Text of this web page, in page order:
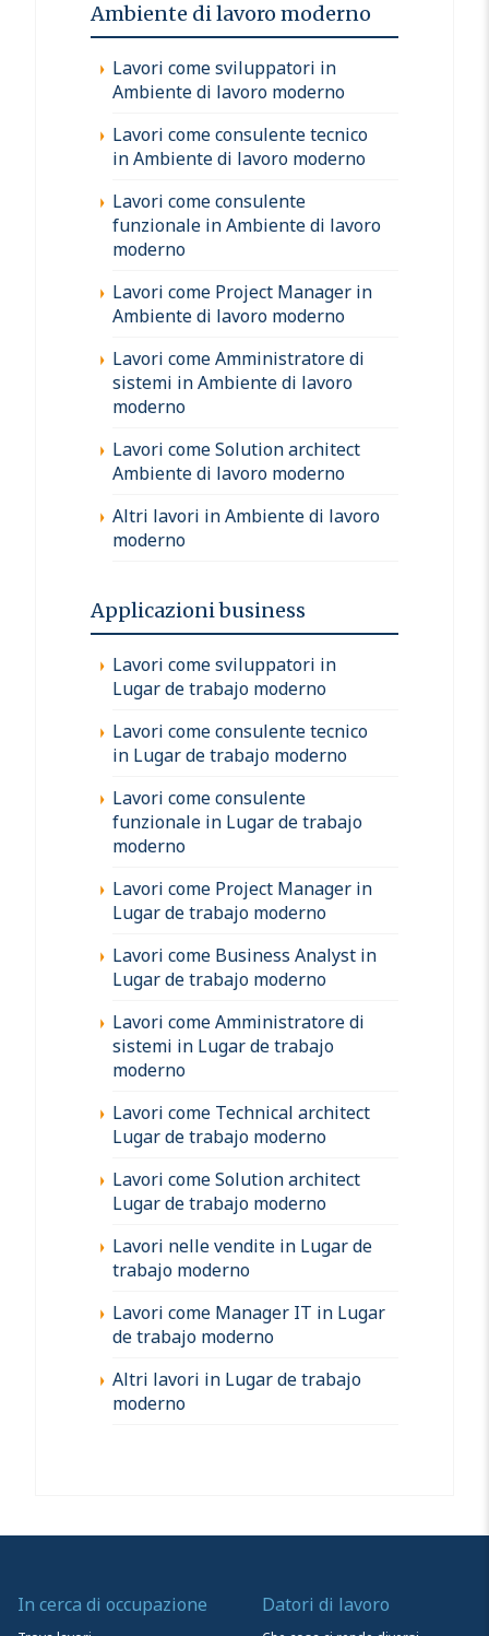
Ambiente di lavoro moderno
Lavori come sviluppatori in
Ambiente di lavoro moderno
Lavori come consulente tecnico
in Ambiente di lavoro moderno
Lavori come consulente
funzionale in Ambiente di lavoro
moderno
Lavori come Project Manager in
Ambiente di lavoro moderno
Lavori come Amministratore di
sistemi in Ambiente di lavoro
moderno
Lavori come Solution architect
Ambiente di lavoro moderno
Altri lavori in Ambiente di lavoro
moderno
Applicazioni business
Lavori come sviluppatori in
Lugar de trabajo moderno
Lavori come consulente tecnico
in Lugar de trabajo moderno
Lavori come consulente
funzionale in Lugar de trabajo
moderno
Lavori come Project Manager in
Lugar de trabajo moderno
Lavori come Business Analyst in
Lugar de trabajo moderno
Lavori come Amministratore di
sistemi in Lugar de trabajo
moderno
Lavori come Technical architect
Lugar de trabajo moderno
Lavori come Solution architect
Lugar de trabajo moderno
Lavori nelle vendite in Lugar de
trabajo moderno
Lavori come Manager IT in Lugar
de trabajo moderno
Altri lavori in Lugar de trabajo
moderno
In cerca di occupazione Datori di lavoro